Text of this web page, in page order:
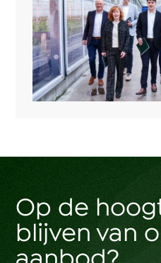
Op de
blijven van